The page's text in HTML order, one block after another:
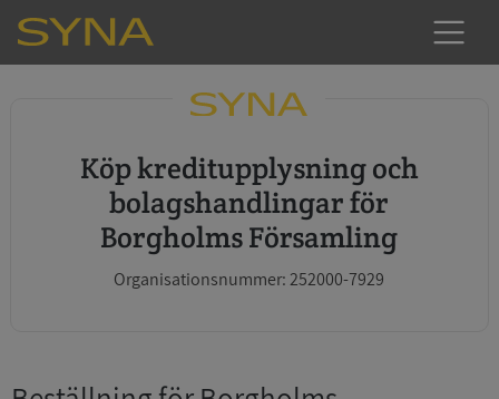
Köp kreditupplysning och
bolagshandlingar för
Borgholms Församling
Organisationsnummer: 252000-7929